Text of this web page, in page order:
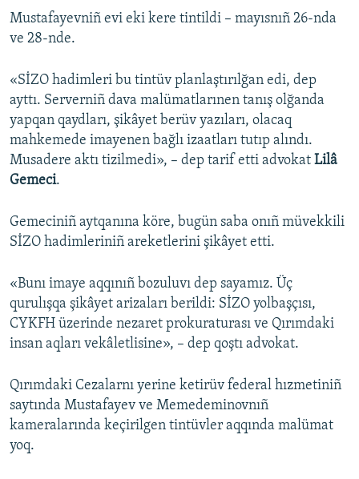
Mustafayevniñ evi eki kere tintildi – mayısnıñ 26-nda
ve 28-nde.
«SİZO hadimleri bu tintüv planlaştırılğan edi, dep
ayttı. Serverniñ dava malümatlarınen tanış olğanda
yapqan qaydları, şikâyet berüv yazıları, olacaq
mahkemede imayenen bağlı izaatları tutıp alındı.
Musadere aktı tizilmedi», – dep tarif etti advokat Lilâ
Gemeci.
Gemeciniñ aytqanına köre, bugün saba onıñ müvekkili
SİZO hadimleriniñ areketlerini şikâyet etti.
«Bunı imaye aqqınıñ bozuluvı dep sayamız. Üç
qurulışqa şikâyet arizaları berildi: SİZO yolbaşçısı,
CYKFH üzerinde nezaret prokuraturası ve Qırımdaki
insan aqları vekâletlisine», – dep qoştı advokat.
Qırımdaki Cezalarnı yerine ketirüv federal hızmetiniñ
saytında Mustafayev ve Memedeminovnıñ
kameralarında keçirilgen tintüvler aqqında malümat
yoq.